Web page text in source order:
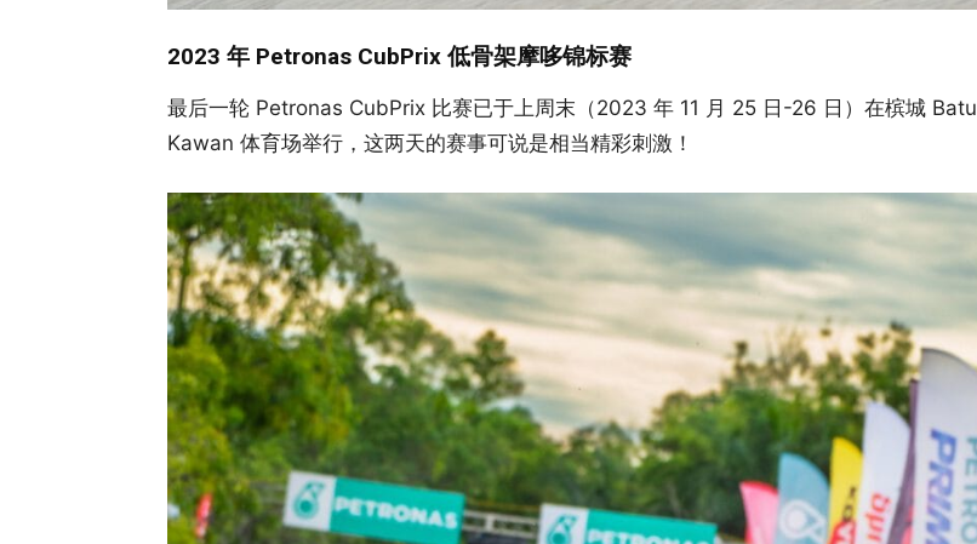
2023 年 Petronas CubPrix 低骨架摩哆锦标赛
最后一轮 Petronas CubPrix 比赛已于上周末（2023 年 11 月 25 日-26 日）在槟城 Batu
Kawan 体育场举行，这两天的赛事可说是相当精彩刺激！